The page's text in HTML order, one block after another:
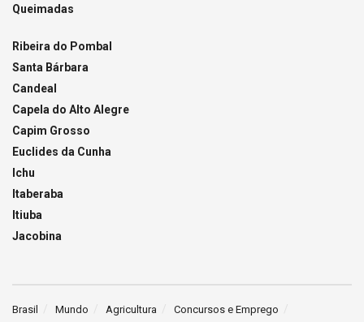
Queimadas
Ribeira do Pombal
Santa Bárbara
Candeal
Capela do Alto Alegre
Capim Grosso
Euclides da Cunha
Ichu
Itaberaba
Itiuba
Jacobina
Brasil Mundo Agricultura Concursos e Emprego